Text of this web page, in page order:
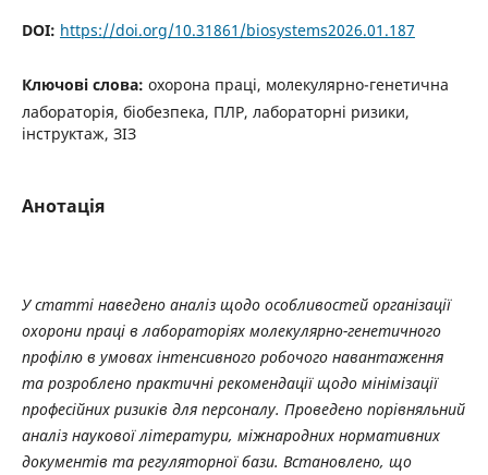
DOI: https://doi.org/10.31861/biosystems2026.01.187
Ключові слова: охорона праці, молекулярно-генетична
лабораторія, біобезпека, ПЛР, лабораторні ризики,
інструктаж, ЗІЗ
Анотація
У статті наведено аналіз щодо особливостей організації
охорони праці в лабораторіях молекулярно-генетичного
профілю в умовах інтенсивного робочого навантаження
та розроблено практичні рекомендації щодо мінімізації
професійних ризиків для персоналу. Проведено порівняльний
аналіз наукової літератури, міжнародних нормативних
документів та регуляторної бази. Встановлено, що